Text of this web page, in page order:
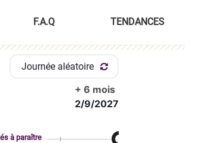
F.A.Q TENDANCES
Journée aléatoire
+ 6 mois
2/9/2027
à paraître